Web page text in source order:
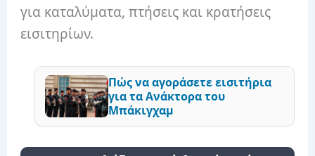
για καταλύματα, πτήσεις και κρατήσεις
εισιτηρίων.
Πώς να αγοράσετε εισιτήρια
για τα Ανάκτορα του
Μπάκιγχαμ